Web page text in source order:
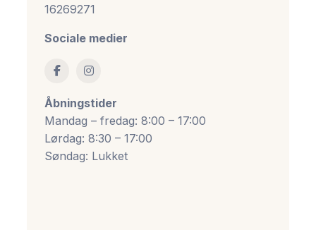
16269271
Sociale medier
Åbningstider
Mandag – fredag: 8:00 – 17:00
Lørdag: 8:30 – 17:00
Søndag: Lukket